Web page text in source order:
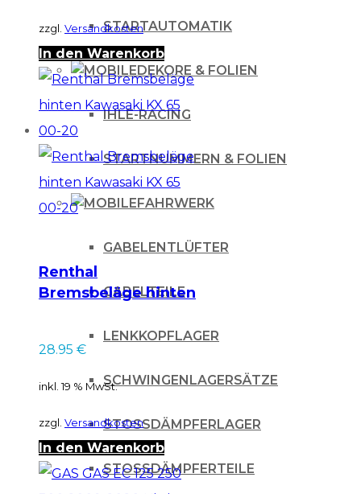
STARTAUTOMATIK
DEKORE & FOLIEN
IHLE-RACING
STARTNUMMERN & FOLIEN
FAHRWERK
GABELENTLÜFTER
GABELTEILE
LENKKOPFLAGER
SCHWINGENLAGERSÄTZE
STOSSDÄMPFERLAGER
STOSSDÄMPFERTEILE
zzgl. Versandkosten
In den Warenkorb
Renthal
Bremsbeläge hinten
28.95 €
inkl. 19 % MwSt.
zzgl. Versandkosten
In den Warenkorb